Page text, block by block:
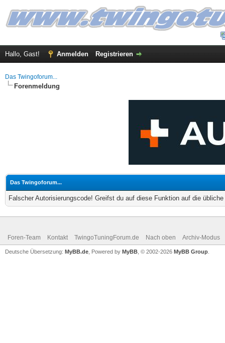
Hallo, Gast! Anmelden Registrieren
Das Twingoforum...
Forenmeldung
Das Twingoforum...
Falscher Autorisierungscode! Greifst du auf diese Funktion auf die
Foren-Team Kontakt TwingoTuningForum.de Nach oben Archiv-Modus
Deutsche Übersetzung: MyBB.de , Powered by MyBB , © 2002-2026 MyBB Group